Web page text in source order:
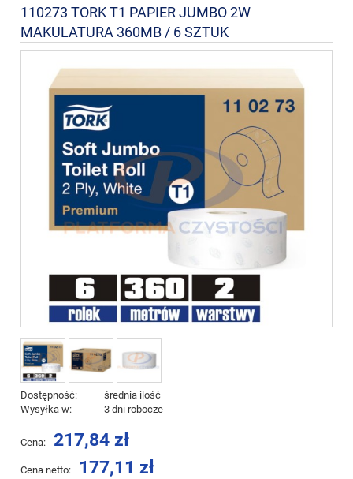
110273 TORK T1 PAPIER JUMBO 2W
MAKULATURA 360MB / 6 SZTUK
Dostępność:
średnia ilość
Wysyłka w:
3 dni robocze
Cena: 217,84 zł
Cena netto: 177,11 zł